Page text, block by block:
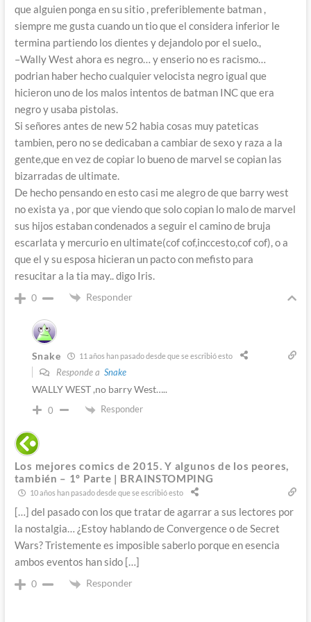
que alguien ponga en su sitio , preferiblemente batman ,
siempre me gusta cuando un tio que el considera inferior le
termina partiendo los dientes y dejandolo por el suelo.,
–Wally West ahora es negro… y enserio no es racismo…
podrian haber hecho cualquier velocista negro igual que
hicieron uno de los malos intentos de batman INC que era
negro y usaba pistolas.
Si señores antes de new 52 habia cosas muy pateticas
tambien, pero no se dedicaban a cambiar de sexo y raza a la
gente,que en vez de copiar lo bueno de marvel se copian las
bizarradas de ultimate.
De hecho pensando en esto casi me alegro de que barry west
no exista ya , por que viendo que solo copian lo malo de marvel
sus hijos estaban condenados a seguir el camino de bruja
escarlata y mercurio en ultimate(cof cof,inccesto,cof cof), o a
que el y su esposa hicieran un pacto con mefisto para
resucitar a la tia may.. digo Iris.
0 Responder
Snake 11 años han pasado desde que se escribió esto
Responde a Snake
WALLY WEST ,no barry West…..
0 Responder
Los mejores comics de 2015. Y algunos de los peores,
también – 1º Parte | BRAINSTOMPING
10 años han pasado desde que se escribió esto
[…] del pasado con los que tratar de agarrar a sus lectores por
la nostalgia… ¿Estoy hablando de Convergence o de Secret
Wars? Tristemente es imposible saberlo porque en esencia
ambos eventos han sido […]
0 Responder